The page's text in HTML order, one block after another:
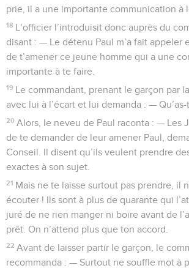
prie, il a une importante communication à
18 L’officier l’introduisit donc auprès du
disant : — Le détenu Paul m’a fait appeler
de t’amener ce jeune homme qui a une
importante à te faire.
19 Le commandant, prenant le garçon par
avec lui à l’écart et lui demanda : —
20 Alors, le neveu de Paul raconta : — Les
de te demander de leur amener Paul,
Conseil. Il disent qu’ils veulent prendre
exactes à son sujet.
21 Mais ne te laisse surtout pas prendre, il
écouter ! Ils sont à plus de quarante qui
juré de ne rien manger ni boire avant de
prêt. On n’attend plus que ton accord.
22 Avant de laisser partir le garçon, le
recommanda : — Surtout ne souffle mot à